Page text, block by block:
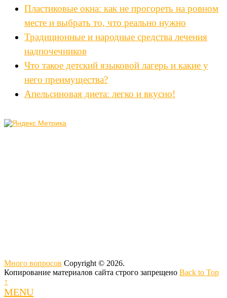
Пластиковые окна: как не прогореть на ровном
месте и выбрать то, что реально нужно
Традиционные и народные средства лечения
надпочечников
Что такое детский языковой лагерь и какие у
него преимущества?
Апельсиновая диета: легко и вкусно!
Много вопросов Copyright © 2026.
Копирование материалов сайта строго запрещено Back to Top
↑
MENU